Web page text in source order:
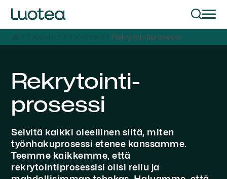
Rekrytointiprosessi
Rekrytointi­
prosessi
Selvitä kaikki oleellinen siitä, miten
työnhakuprosessi etenee kanssamme.
Teemme kaikkemme, että
rekrytointiprosessisi olisi reilu ja